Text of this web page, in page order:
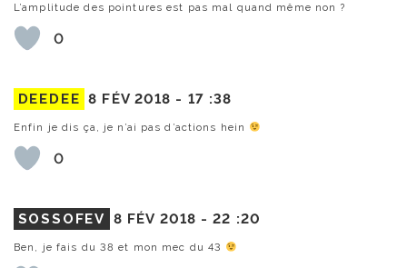
L’amplitude des pointures est pas mal quand même non ?
0
DEEDEE 8 FÉV 2018 - 17 :38
Enfin je dis ça, je n’ai pas d’actions hein
0
SOSSOFEV 8 FÉV 2018 -22 :20
Ben, je fais du 38 et mon mec du 43